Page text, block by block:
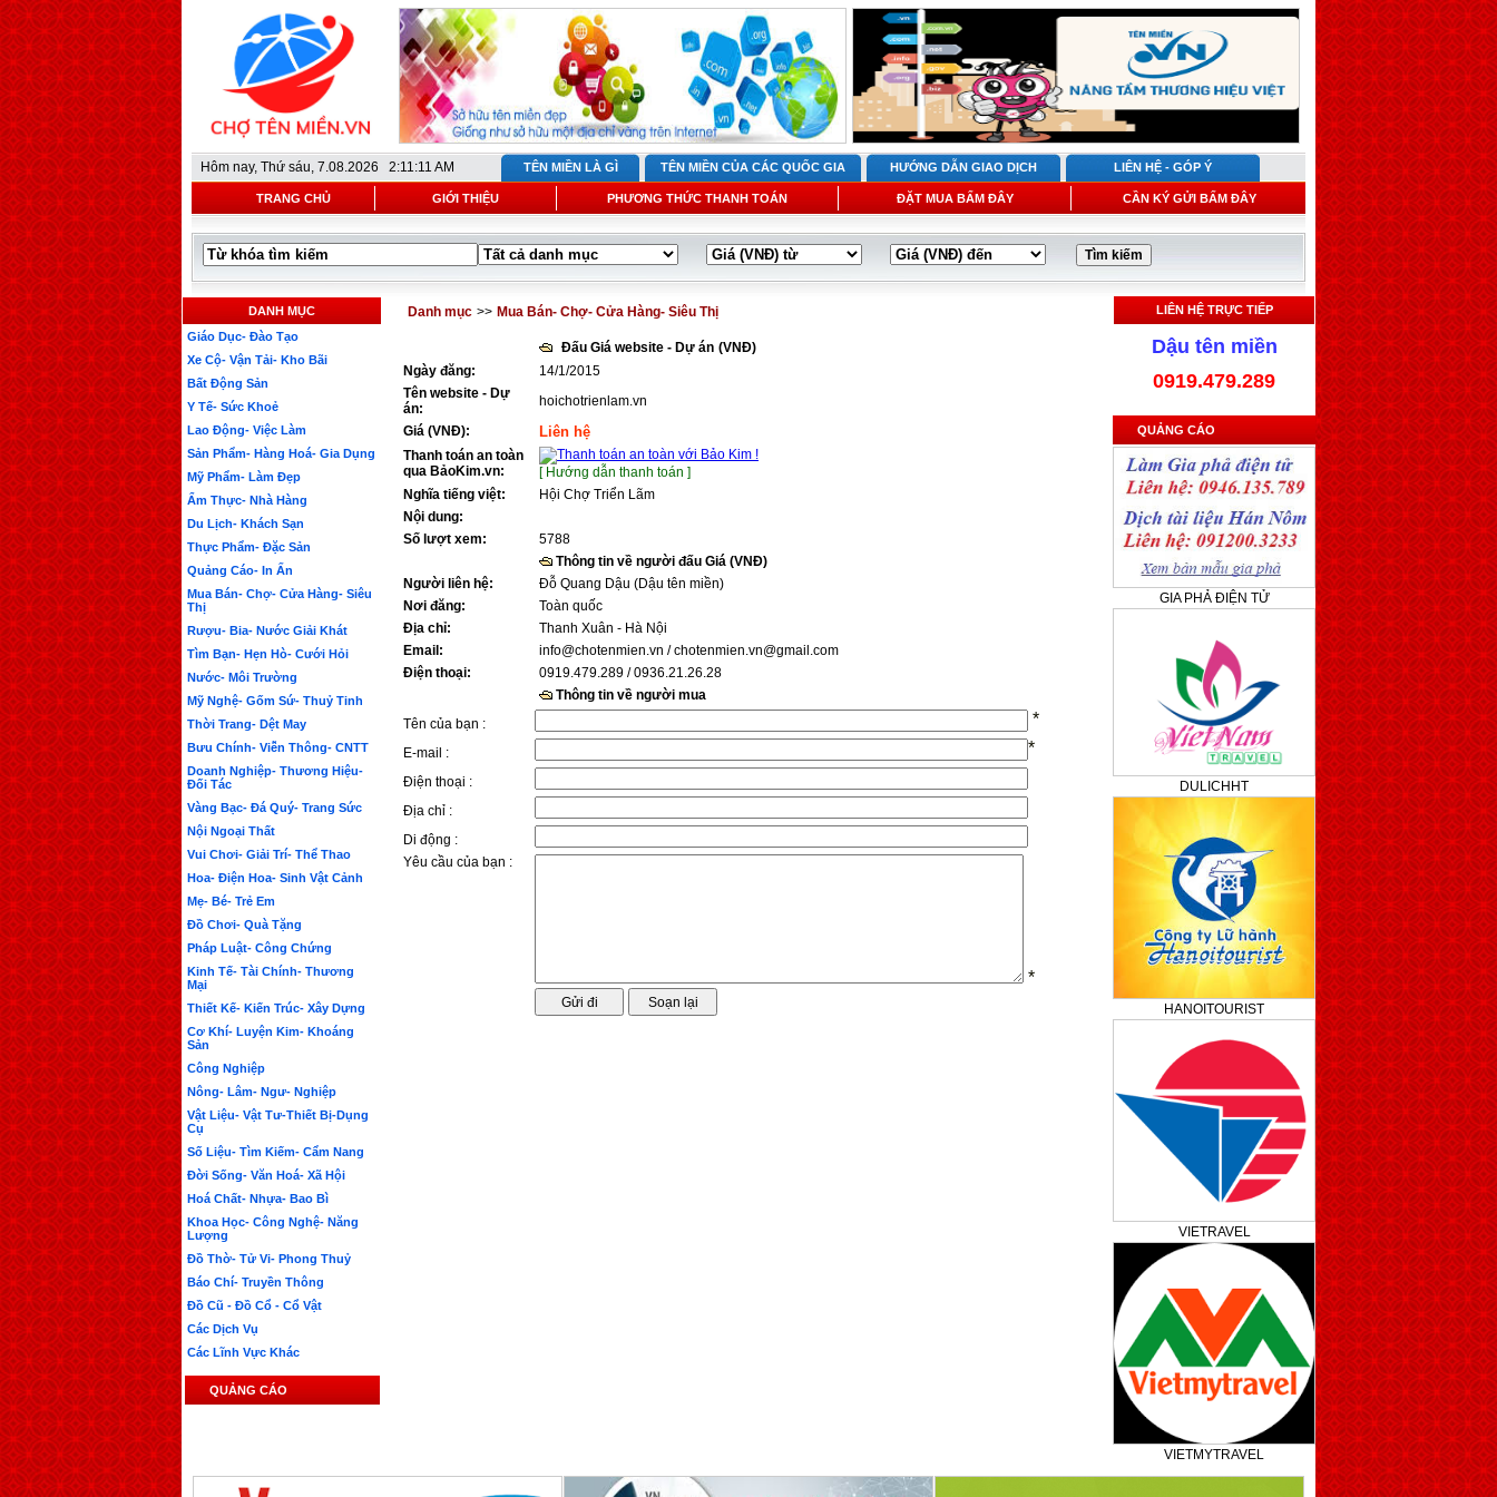
Hôm nay, Thứ sáu, 7.08.2026 2:11:11 AM TÊN MIỀN LÀ GÌ TÊN MIỀN CỦA CÁC QUỐC GIA HƯỚNG DẪN GIAO DỊCH LIÊN HỆ - GÓP Ý
TRANG CHỦ GIỚI THIỆU PHƯƠNG THỨC THANH TOÁN ĐẶT MUA BẤM ĐÂY CẦN KÝ GỬI BẤM ĐÂY
DANH MỤC
Giáo Dục- Đào Tạo
Xe Cộ- Vận Tải- Kho Bãi
Bất Động Sản
Y Tế- Sức Khoẻ
Lao Động- Việc Làm
Sản Phẩm- Hàng Hoá- Gia Dụng
Mỹ Phẩm- Làm Đẹp
Ẩm Thực- Nhà Hàng
Du Lịch- Khách Sạn
Thực Phẩm- Đặc Sản
Quảng Cáo- In Ấn
Mua Bán- Chợ- Cửa Hàng- Siêu
Thị
Rượu- Bia- Nước Giải Khát
Tìm Bạn- Hẹn Hò- Cưới Hỏi
Nước- Môi Trường
Mỹ Nghệ- Gốm Sứ- Thuỷ Tinh
Thời Trang- Dệt May
Bưu Chính- Viễn Thông- CNTT
Doanh Nghiệp- Thương Hiệu-
Đối Tác
Vàng Bạc- Đá Quý- Trang Sức
Nội Ngoại Thất
Vui Chơi- Giải Trí- Thể Thao
Hoa- Điện Hoa- Sinh Vật Cảnh
Mẹ- Bé- Trẻ Em
Đồ Chơi- Quà Tặng
Pháp Luật- Công Chứng
Kinh Tế- Tài Chính- Thương
Mại
Thiết Kế- Kiến Trúc- Xây Dựng
Cơ Khí- Luyện Kim- Khoáng
Sản
Công Nghiệp
Nông- Lâm- Ngư- Nghiệp
Vật Liệu- Vật Tư-Thiết Bị-Dụng
Cụ
Số Liệu- Tìm Kiếm- Cẩm Nang
Đời Sống- Văn Hoá- Xã Hội
Hoá Chất- Nhựa- Bao Bì
Khoa Học- Công Nghệ- Năng
Lượng
Đồ Thờ- Tử Vi- Phong Thuỷ
Báo Chí- Truyền Thông
Đồ Cũ - Đồ Cổ - Cổ Vật
Các Dịch Vụ
Các Lĩnh Vực Khác
QUẢNG CÁO
Danh mục >> Mua Bán- Chợ- Cửa Hàng- Siêu Thị
Đấu Giá website - Dự án (VNĐ)
Ngày đăng:
14/1/2015
Tên website - Dự
án:
hoichotrienlam.vn
Giá (VNĐ):
Liên hệ
Thanh toán an toàn
qua BảoKim.vn:
[ Hướng dẫn thanh toán ]
Nghĩa tiếng việt:
Hội Chợ Triển Lãm
Nội dung:
Số lượt xem:
5788
Thông tin về người đấu Giá (VNĐ)
Người liên hệ:
Đỗ Quang Dậu (Dậu tên miền)
Nơi đăng:
Toàn quốc
Địa chỉ:
Thanh Xuân - Hà Nội
Email:
info@chotenmien.vn / chotenmien.vn@gmail.com
Điện thoại:
0919.479.289 / 0936.21.26.28
Thông tin về người mua
Tên của bạn :
*
E-mail : *
Điện thoại :
Địa chỉ :
Di động :
Yêu cầu của bạn :
*
LIÊN HỆ TRỰC TIẾP
Dậu tên miền
0919.479.289
QUẢNG CÁO
GIA PHẢ ĐIỆN TỬ
DULICHHT
HANOITOURIST
VIETRAVEL
VIETMYTRAVEL